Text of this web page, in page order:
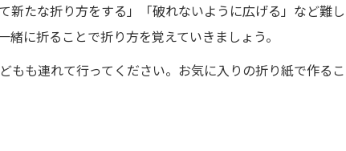
新たな折り方をする」「破れないように広げる」など難し
に折ることで折り方を覚えていきましょう。
もも連れて行ってください。お気に入りの折り紙で作るこ